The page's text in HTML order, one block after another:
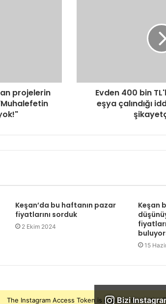
projelerin
Evden 400 bin
eşya çalındığı
Keşan’da bu haftanın pazar
fiyatlarını sorduk
2 Ekim 2024
Keşan
15
Bizi
The Instagram Access Token is expired, Go to